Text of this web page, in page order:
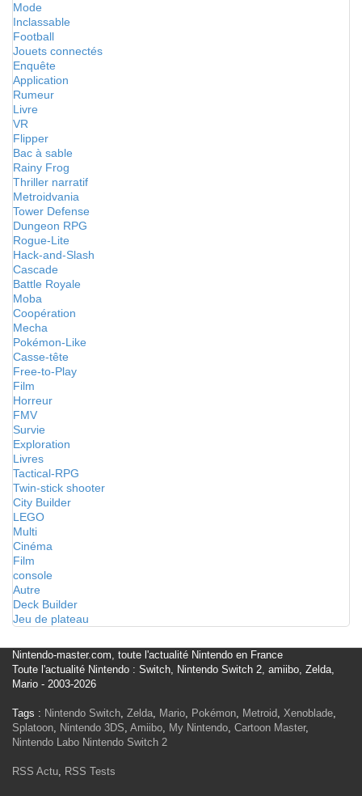
Mode
Inclassable
Football
Jouets connectés
Enquête
Application
Rumeur
Livre
VR
Flipper
Bac à sable
Rainy Frog
Thriller narratif
Metroidvania
Tower Defense
Dungeon RPG
Rogue-Lite
Hack-and-Slash
Cascade
Battle Royale
Moba
Coopération
Mecha
Pokémon-Like
Casse-tête
Free-to-Play
Film
Horreur
FMV
Survie
Exploration
Livres
Tactical-RPG
Twin-stick shooter
City Builder
LEGO
Multi
Cinéma
Film
console
Autre
Deck Builder
Jeu de plateau
Nintendo-master.com, toute l'actualité Nintendo en France
Toute l'actualité Nintendo : Switch, Nintendo Switch 2, amiibo, Zelda,
Mario - 2003-2026
Tags : Nintendo Switch, Zelda, Mario, Pokémon, Metroid, Xenoblade,
Splatoon, Nintendo 3DS, Amiibo, My Nintendo, Cartoon Master,
Nintendo Labo Nintendo Switch 2
RSS Actu, RSS Tests